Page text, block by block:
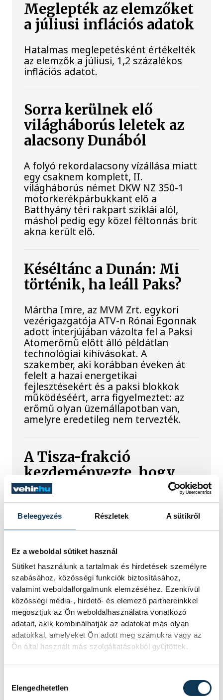
Beleegyezés Részletek A sütikről
Ez a weboldal sütiket használ
Sütiket használunk a tartalmak és hirdetések személyre
szabásához, közösségi funkciók biztosításához,
valamint weboldalforgalmunk elemzéséhez. Ezenkívül
közösségi média-, hirdető- és elemező partnereinkkel
megosztjuk az Ön weboldalhasználatra vonatkozó
adatait, akik kombinálhatják az adatokat más olyan
adatokkal, amelyeket Ön adott meg számukra vagy az
Ön által használt más szolgáltatásokból gyűjtöttek.
Elengedhetetlen
Meglepték az elemzőket
a júliusi inflációs adatok
Hatalmas meglepetésként értékelték
az elemzők a júliusi, 1,2 százalékos
inflációs adatot.
Sorra kerülnek elő
világháborús leletek az
alacsony Dunából
A folyó rekordalacsony vízállása miatt
egy csaknem komplett, II.
világháborús német DKW NZ 350-1
motorkerékpárbukkant elő a
Batthyány téri rakpart sziklái alól,
máshol pedig egy közel féltonnás brit
akna került elő.
Késéltánc a Dunán: Mi
történik, ha leáll Paks?
Mártha Imre, az MVM Zrt. egykori
vezérigazgatója ATV-n Rónai Egonnak
adott interjújában vázolta fel a Paksi
Atomerőmű előtt álló példátlan
technológiai kihívásokat. A
szakember, aki korábban éveken át
felelt a hazai energetikai
fejlesztésekért és a paksi blokkok
működéséért, arra figyelmeztet: az
erőmű olyan üzemállapotban van,
amelyre eredetileg nem tervezték.
A Tisza-frakció
kezdeményezte, hogy
jövő kedden legyen az
államfőválasztás
A Tisza-frakció kezdeményezte, hogy
meg az új köztársasági elnököt.
Valami óriási csapódott a
Holdba ma reggel
Rendhagyó esemény zajlott le kedden
reggel. Magyar idő szerint 8:35 körül
a Hold felszínébe csapódott a SpaceX
egyik Falcon–9 rakétájának felső
szabad szemmel nem lehetett látni, a
szakemberek azonban távcsövekkel